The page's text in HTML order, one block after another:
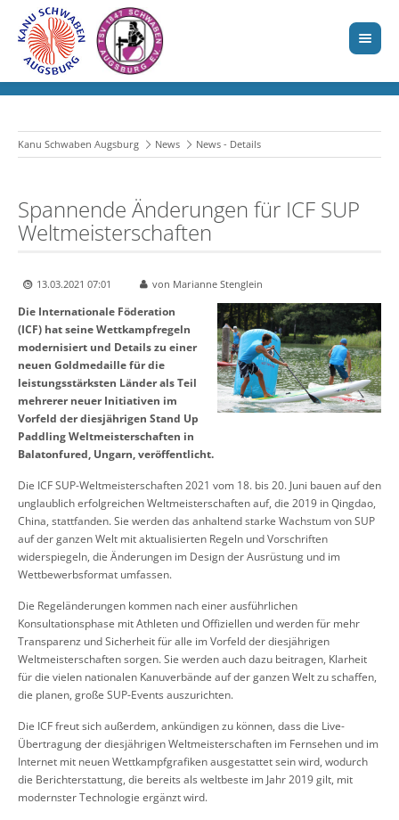
Kanu Schwaben Augsburg News News - Details
Spannende Änderungen für ICF SUP
Weltmeisterschaften
13.03.2021 07:01 von Marianne Stenglein
Die Internationale Föderation
(ICF) hat seine Wettkampfregeln
modernisiert und Details zu einer
neuen Goldmedaille für die
leistungsstärksten Länder als Teil
mehrerer neuer Initiativen im
Vorfeld der diesjährigen Stand Up
Paddling Weltmeisterschaften in
Balatonfured, Ungarn, veröffentlicht.
Die ICF SUP-Weltmeisterschaften 2021 vom 18. bis 20. Juni bauen auf den
unglaublich erfolgreichen Weltmeisterschaften auf, die 2019 in Qingdao,
China, stattfanden. Sie werden das anhaltend starke Wachstum von SUP
auf der ganzen Welt mit aktualisierten Regeln und Vorschriften
widerspiegeln, die Änderungen im Design der Ausrüstung und im
Wettbewerbsformat umfassen.
Die Regeländerungen kommen nach einer ausführlichen
Konsultationsphase mit Athleten und Offiziellen und werden für mehr
Transparenz und Sicherheit für alle im Vorfeld der diesjährigen
Weltmeisterschaften sorgen. Sie werden auch dazu beitragen, Klarheit
für die vielen nationalen Kanuverbände auf der ganzen Welt zu schaffen,
die planen, große SUP-Events auszurichten.
Die ICF freut sich außerdem, ankündigen zu können, dass die Live-
Übertragung der diesjährigen Weltmeisterschaften im Fernsehen und im
Internet mit neuen Wettkampfgrafiken ausgestattet sein wird, wodurch
die Berichterstattung, die bereits als weltbeste im Jahr 2019 gilt, mit
modernster Technologie ergänzt wird.